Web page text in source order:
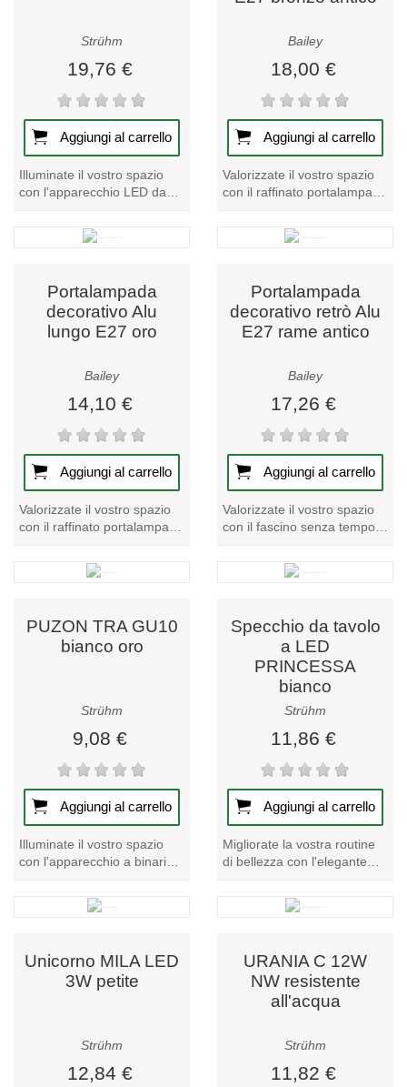
Strühm
19,76 €
Aggiungi al carrello
Illuminate il vostro spazio
con l'apparecchio LED da
soffitto KIDI Dino 20W NW.
Migliorate l'ambiente con
Bailey
18,00 €
Aggiungi al carrello
Valorizzate il vostro spazio
con il raffinato portalampada
decorativo Alu Grid E27 in
bronzo antico. Elevate...
Portalampada
decorativo Alu
lungo E27 oro
Bailey
14,10 €
Aggiungi al carrello
Valorizzate il vostro spazio
con il raffinato portalampada
decorativo Alu Long E27
nell'accattivante color oro....
Portalampada
decorativo retrò Alu
E27 rame antico
Bailey
17,26 €
Aggiungi al carrello
Valorizzate il vostro spazio
con il fascino senza tempo
del nostro portalampada
decorativo Retro. Realizzato
PUZON TRA GU10
bianco oro
Strühm
9,08 €
Aggiungi al carrello
Illuminate il vostro spazio
con l'apparecchio a binario
PUZON TRA GU10 oro
bianco. Questo pezzo unico
della nostra...
Specchio da tavolo
a LED
PRINCESSA
bianco
Strühm
11,86 €
Aggiungi al carrello
Migliorate la vostra routine
di bellezza con l'elegante
specchio da tavolo a LED
PRINCESSA in bianco.
Illuminate il...
Unicorno MILA LED
3W petite
Strühm
12,84 €
URANIA C 12W
NW resistente
all'acqua
Strühm
11,82 €